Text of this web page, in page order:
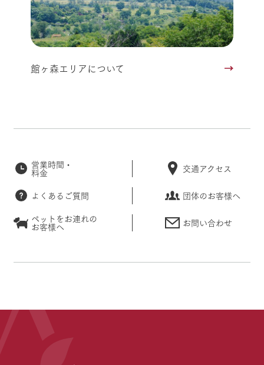
館ヶ森エリアについて
営業時間・
料金 交通アクセス
よくあるご質問
団体のお客様へ
ペットをお連れの
お客様へ お問い合わせ